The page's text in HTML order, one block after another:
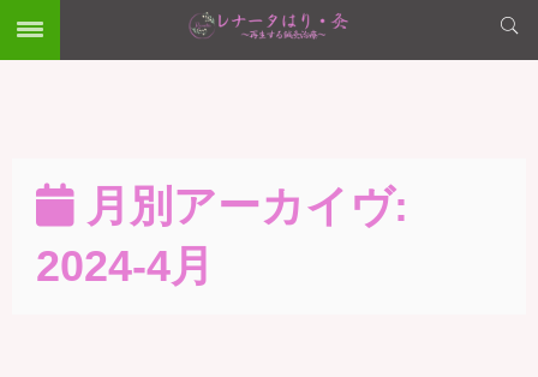
月別アーカイヴ:
2024-4月